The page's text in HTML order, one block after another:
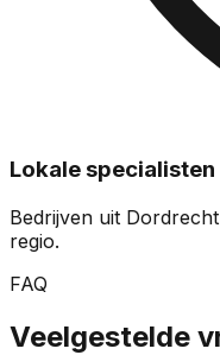
Lokale specialisten
Bedrijven uit
regio.
FAQ
Veelgestelde